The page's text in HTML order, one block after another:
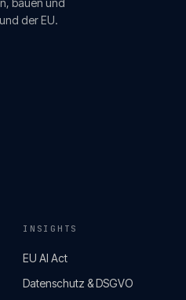
bauen und
der EU.
INSIGHTS
EU AI Act
Datenschutz & DSGVO